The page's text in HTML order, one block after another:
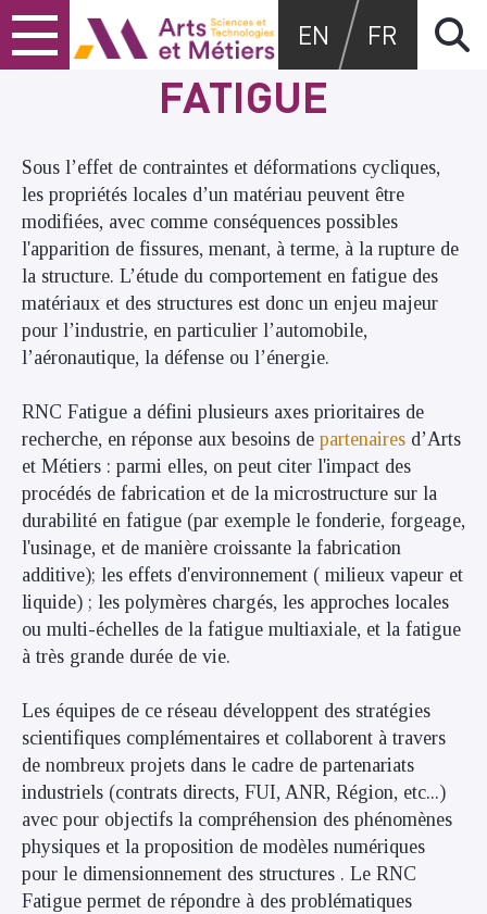
Skip
to
content
Skip
to
main
Skip
to
search
Arts et métiers
EN FR
FATIGUE
Sous l’effet de contraintes et déformations cycliques,
les propriétés locales d’un matériau peuvent être
modifiées, avec comme conséquences possibles
l'apparition de fissures, menant, à terme, à la rupture de
la structure. L’étude du comportement en fatigue des
matériaux et des structures est donc un enjeu majeur
pour l’industrie, en particulier l’automobile,
l’aéronautique, la défense ou l’énergie.
RNC Fatigue a défini plusieurs axes prioritaires de
recherche, en réponse aux besoins de partenaires d’Arts
et Métiers : parmi elles, on peut citer l'impact des
procédés de fabrication et de la microstructure sur la
durabilité en fatigue (par exemple le fonderie, forgeage,
l'usinage, et de manière croissante la fabrication
additive); les effets d'environnement ( milieux vapeur et
liquide) ; les polymères chargés, les approches locales
ou multi-échelles de la fatigue multiaxiale, et la fatigue
à très grande durée de vie.
Les équipes de ce réseau développent des stratégies
scientifiques complémentaires et collaborent à travers
de nombreux projets dans le cadre de partenariats
industriels (contrats directs, FUI, ANR, Région, etc...)
avec pour objectifs la compréhension des phénomènes
physiques et la proposition de modèles numériques
pour le dimensionnement des structures . Le RNC
Fatigue permet de répondre à des problématiques